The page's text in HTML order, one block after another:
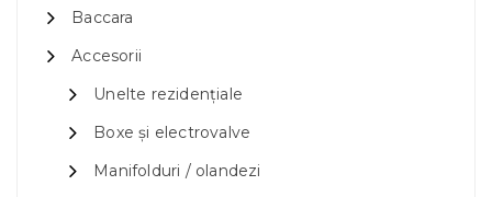
Baccara
Accesorii
Unelte rezidențiale
Boxe și electrovalve
Manifolduri / olandezi